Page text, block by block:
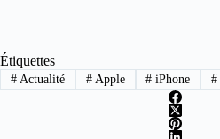
Étiquettes
#Actualité #Apple # iPhone #